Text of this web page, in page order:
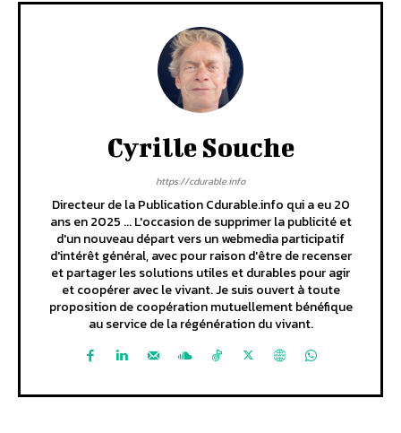
Cyrille Souche
https://cdurable.info
Directeur de la Publication Cdurable.info qui a eu 20
ans en 2025 ... L'occasion de supprimer la publicité et
d'un nouveau départ vers un webmedia participatif
d'intérêt général, avec pour raison d'être de recenser
et partager les solutions utiles et durables pour agir
et coopérer avec le vivant. Je suis ouvert à toute
proposition de coopération mutuellement bénéfique
au service de la régénération du vivant.